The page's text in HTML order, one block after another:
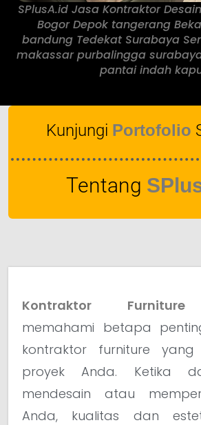
SPlusA.id Jasa Kontraktor
Bogor Depok tangerang
bandung Tedekat Surabaya
makassar purbalingga
pantai indah
Kunjungi Portofolio
Tentang
Kontraktor
memahami betapa
kontraktor furniture
proyek Anda. Ketika
mendesain atau
Anda, kualitas dan